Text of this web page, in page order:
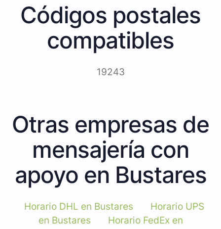
Códigos postales
compatibles
19243
Otras empresas de
mensajería con
apoyo en Bustares
Horario DHL en Bustares
Horario UPS
en Bustares
Horario FedEx en